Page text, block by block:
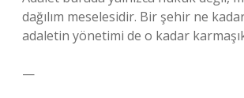
dağılım meselesidir. Bir şehir ne
adaletin yönetimi de o kadar
—